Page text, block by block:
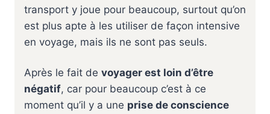
transport y joue pour beaucoup, surtout qu’on
est plus apte à les utiliser de façon intensive
en voyage, mais ils ne sont pas seuls.
Après le fait de voyager est loin d’être
négatif, car pour beaucoup c’est à ce
moment qu’il y a une prise de conscience